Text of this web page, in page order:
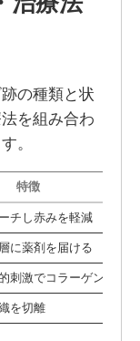
の種類と状
を組み合わ
。
特徴
チし赤みを軽減
に薬剤を届ける
刺激でコラーゲン促進
を切離